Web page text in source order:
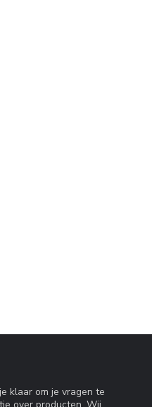
klaar om je vragen te